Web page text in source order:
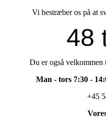
Vi bestræber os på at
48
Du er også
Man - tors 7:30 -
+45